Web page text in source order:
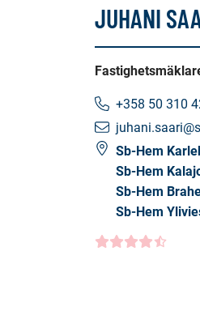
JUHANI
+358 50 310
Sb-Hem
Sb-Hem
Sb-Hem
Sb-Hem
Kundbetyg